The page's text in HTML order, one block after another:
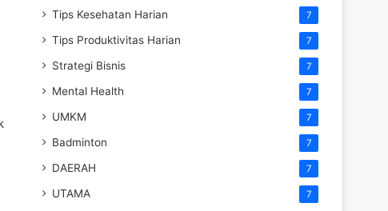
Tips Kesehatan Harian 7
Tips Produktivitas Harian 7
Strategi Bisnis 7
Mental Health 7
UMKM 7
Badminton 7
DAERAH 7
UTAMA 7